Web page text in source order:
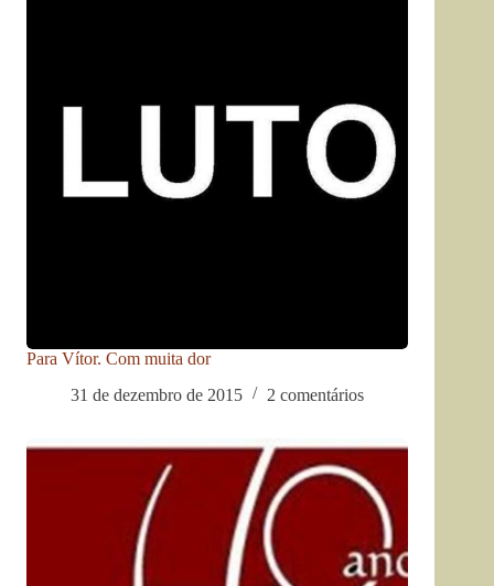
Para Vítor. Com muita dor
31 de dezembro de 2015
2 comentários